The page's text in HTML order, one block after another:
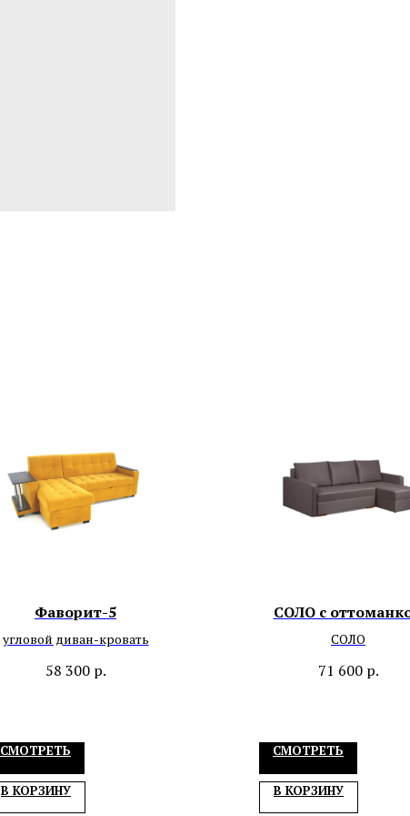
Фаворит-5
угловой диван-кровать
58 300 р.
СМОТРЕТЬ
В КОРЗИНУ
СОЛО с
СОЛО
71 600 р.
СМОТРЕТЬ
В КОРЗИНУ